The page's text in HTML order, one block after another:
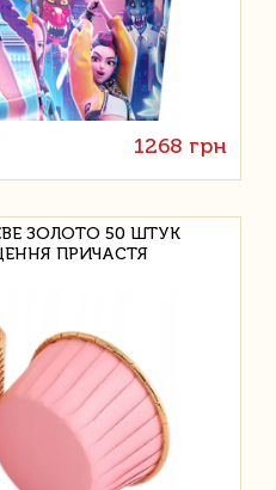
1268 грн
ЗОЛОТО 50 ШТУК
ПРИЧАСТЯ